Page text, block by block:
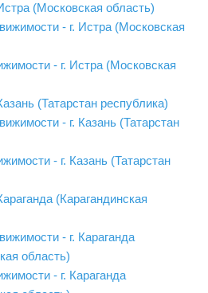
- г. Истра (Московская область)
Истра (Московская
(Московская
- г. Казань (Татарстан республика)
Казань (Татарстан
(Татарстан
- г. Караганда
область)
г. Караганда